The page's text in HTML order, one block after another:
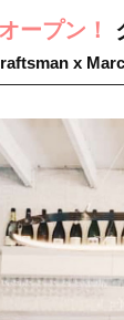
ープン！
x